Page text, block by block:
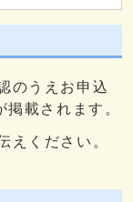
のうえお申込
載されます。
えください。